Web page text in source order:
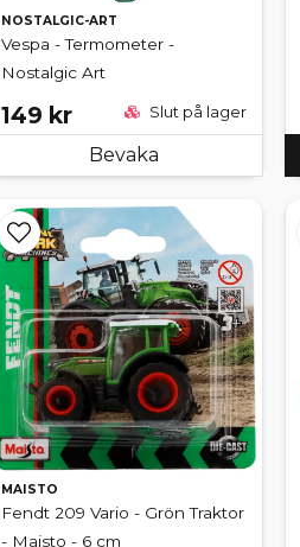
NOSTALGIC-ART
Vespa - Termometer -
Nostalgic Art
149 kr Slut på lager
Bevaka
MAISTO
Fendt 209 Vario - Grön Traktor
- Maisto - 6 cm